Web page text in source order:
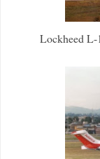
Lockheed L-